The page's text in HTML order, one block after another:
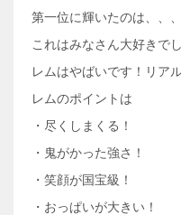
第一位に輝いたのは、、
これはみなさん大好きで
レムはやばいです！リア
レムのポイントは
・尽くしまくる！
・鬼がかった強さ！
・笑顔が国宝級！
・おっぱいが大きい！